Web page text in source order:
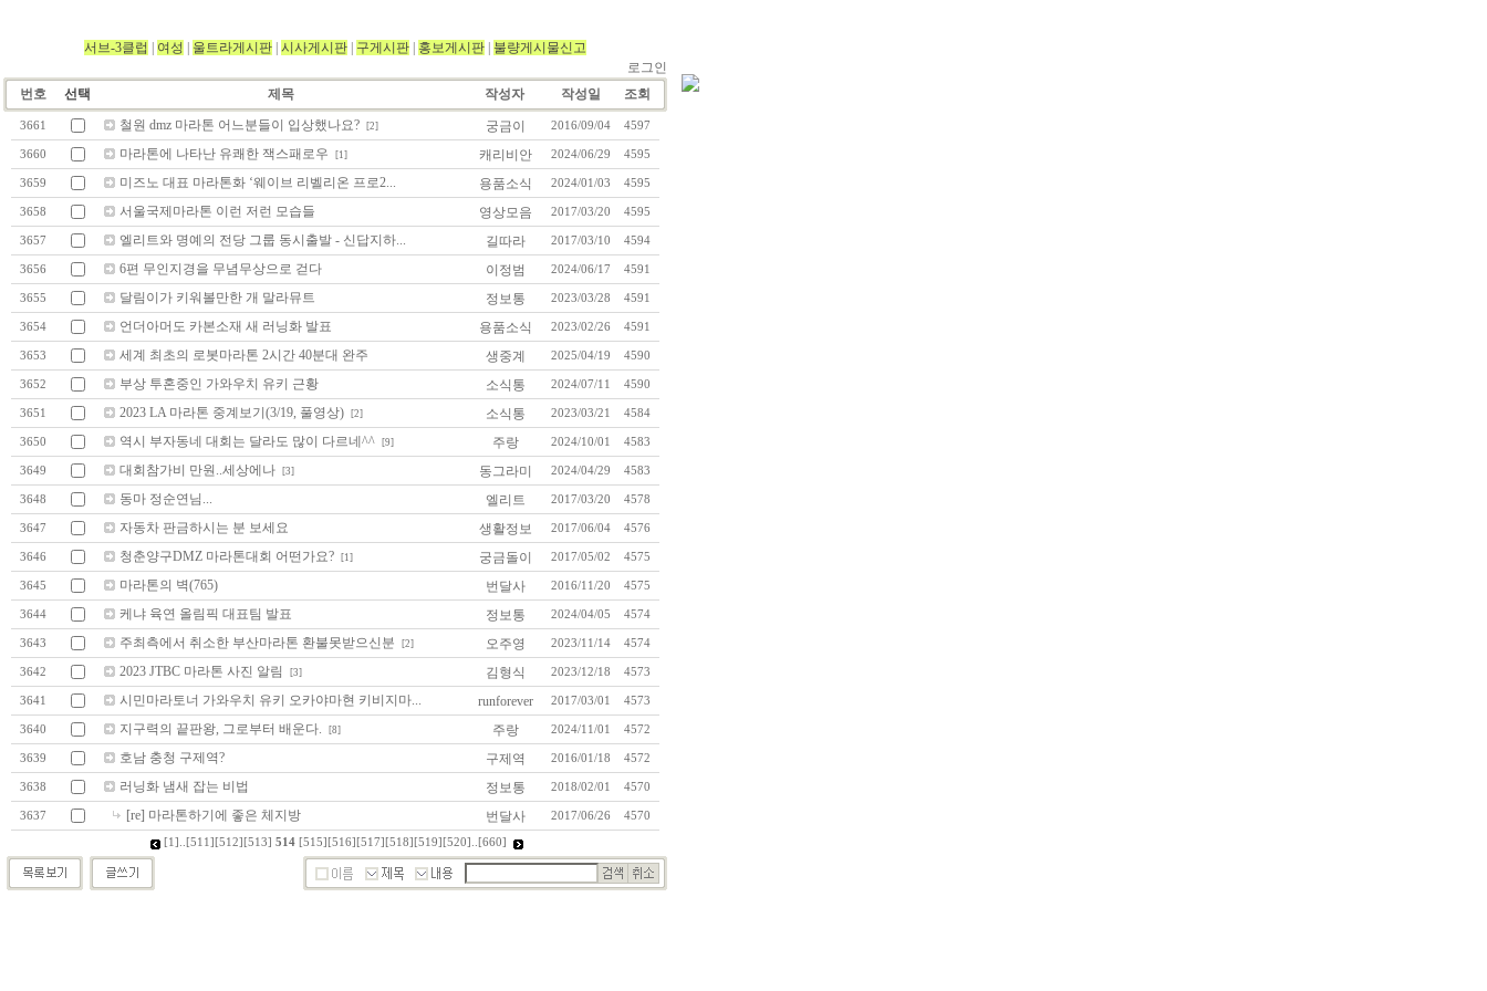
서브-3클럽 여성 울트라게시판 시사게시판 구게시판 홍보게시판
불량게시물신고
로그인
번호
선택 제목 작성자 작성일 조회
3661 철원 dmz 마라톤 어느분들이 입상했나요? [2] 궁금이 2016/09/04 4597
3660 마라톤에 나타난 유쾌한 잭스패로우 [1] 캐리비안 2024/06/29 4595
3659 미즈노 대표 마라톤화 ‘웨이브 리벨리온 프로2... 용품소식 2024/01/03 4595
3658 서울국제마라톤 이런 저런 모습들 영상모음 2017/03/20 4595
3657 엘리트와 명예의 전당 그룹 동시출발 - 신답지하... 길따라 2017/03/10 4594
3656 6편 무인지경을 무념무상으로 걷다 이정범 2024/06/17 4591
3655 달림이가 키워볼만한 개 말라뮤트 정보통 2023/03/28 4591
3654 언더아머도 카본소재 새 러닝화 발표 용품소식 2023/02/26 4591
3653 세계 최초의 로봇마라톤 2시간 40분대 완주 생중계 2025/04/19 4590
3652 부상 투혼중인 가와우치 유키 근황 소식통 2024/07/11 4590
3651 2023 LA 마라톤 중계보기(3/19, 풀영상) [2] 소식통 2023/03/21 4584
3650 역시 부자동네 대회는 달라도 많이 다르네^^ [9] 주랑 2024/10/01 4583
3649 대회참가비 만원..세상에나 [3] 동그라미 2024/04/29 4583
3648 동마 정순연님... 엘리트 2017/03/20 4578
3647 자동차 판금하시는 분 보세요 생활정보 2017/06/04 4576
3646 청춘양구DMZ 마라톤대회 어떤가요? [1] 궁금돌이 2017/05/02 4575
3645 마라톤의 벽(765) 번달사 2016/11/20 4575
3644 케냐 육연 올림픽 대표팀 발표 정보통 2024/04/05 4574
3643 주최측에서 취소한 부산마라톤 환불못받으신분 [2] 오주영 2023/11/14 4574
3642 2023 JTBC 마라톤 사진 알림 [3] 김형식 2023/12/18 4573
3641 시민마라토너 가와우치 유키 오카야마현 키비지마... runforever 2017/03/01 4573
3640 지구력의 끝판왕, 그로부터 배운다. [8] 주랑 2024/11/01 4572
3639 호남 충청 구제역? 구제역 2016/01/18 4572
3638 러닝화 냄새 잡는 비법 정보통 2018/02/01 4570
3637 [re] 마라톤하기에 좋은 체지방 번달사 2017/06/26 4570
[1] [511] [512] [513] 514 [515] [516] [517] [518] [519] [520] [660]